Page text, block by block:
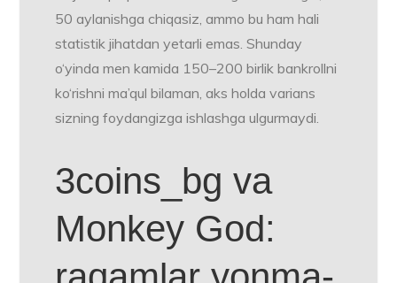
50 aylanishga chiqasiz, ammo bu ham hali
statistik jihatdan yetarli emas. Shunday
o‘yinda men kamida 150–200 birlik bankrollni
ko‘rishni ma’qul bilaman, aks holda varians
sizning foydangizga ishlashga ulgurmaydi.
3coins_bg va
Monkey God: